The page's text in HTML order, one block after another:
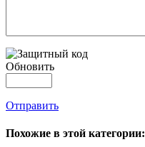
Обновить
Отправить
Похожие в этой категории: